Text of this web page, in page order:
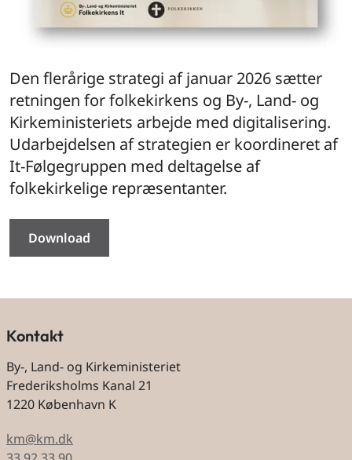
Den flerårige strategi af januar 2026 sætter
retningen for folkekirkens og By-, Land- og
Kirkeministeriets arbejde med digitalisering.
Udarbejdelsen af strategien er koordineret af
It-Følgegruppen med deltagelse af
folkekirkelige repræsentanter.
Download
Kontakt
By-, Land- og Kirkeministeriet
Frederiksholms Kanal 21
1220 København K
km@km.dk